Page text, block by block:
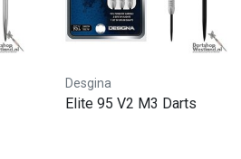
Desgina
Elite 95 V2 M3 Darts